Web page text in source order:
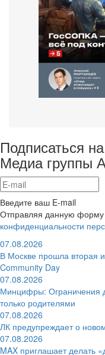
Подписаться
Медиа группы
Введите ваш E-mail
Отправляя данную форму
конфиденциальности
07.08.2026
В Москве прошла вторая
Community Day
07.08.2026
Минцифры: Ограничения
только родителями
07.08.2026
ЛК предупреждает о
07.08.2026
MAX приглашает делать